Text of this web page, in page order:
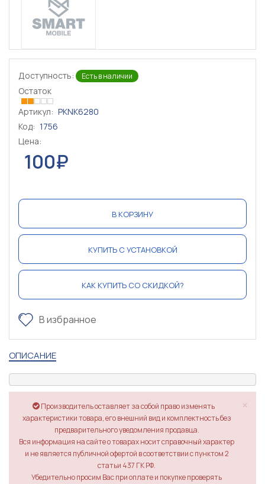
Доступность: Есть в наличии
Остаток
Артикул: PKNK6280
Код: 1756
Цена:
100₽
В КОРЗИНУ
КУПИТЬ С УСТАНОВКОЙ
КАК КУПИТЬ СО СКИДКОЙ?
В избранное
ОПИСАНИЕ
×
Производитель оставляет за собой право изменять
характеристики товара, его внешний вид и комплектность без
предварительного уведомления продавца.
Вся информация на сайте о товарах носит справочный характер
и не является публичной офертой в соответствии с пунктом 2
статьи 437 ГК РФ.
Убедительно просим Вас при оплате и покупке проверять